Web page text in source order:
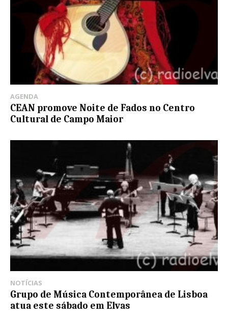
AGENDA
CEAN promove Noite de Fados no Centro
Cultural de Campo Maior
NOTÍCIAS
Grupo de Música Contemporânea de Lisboa
atua este sábado em Elvas